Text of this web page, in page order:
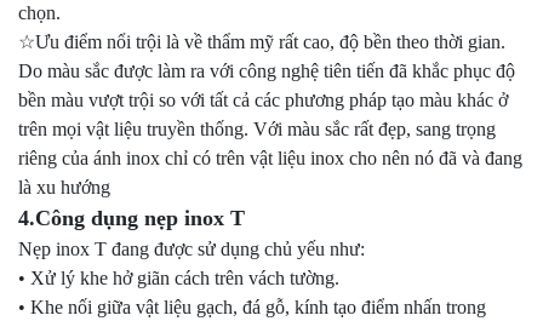
chọn.
☆Ưu điểm nổi trội là về thẩm mỹ rất cao, độ bền theo thời gian.
Do màu sắc được làm ra với công nghệ tiên tiến đã khắc phục độ
bền màu vượt trội so với tất cả các phương pháp tạo màu khác ở
trên mọi vật liệu truyền thống. Với màu sắc rất đẹp, sang trọng
riêng của ánh inox chỉ có trên vật liệu inox cho nên nó đã và đang
là xu hướng
4.Công dụng nẹp inox T
Nẹp inox T đang được sử dụng chủ yếu như:
• Xử lý khe hở giãn cách trên vách tường.
• Khe nối giữa vật liệu gạch, đá gỗ, kính tạo điểm nhấn trong